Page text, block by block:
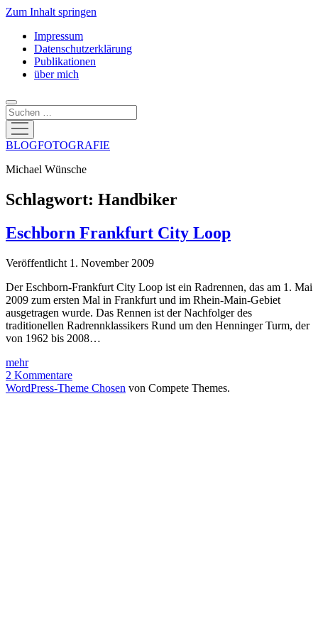
Zum Inhalt springen
Impressum
Datenschutzerklärung
Publikationen
über mich
Suchen
Menü
öffnen
BLOGFOTOGRAFIE
Michael Wünsche
Schlagwort: Handbiker
Eschborn Frankfurt City Loop
Veröffentlicht 1. November 2009
Der Eschborn-Frankfurt City Loop ist ein Radrennen, das am 1. Mai
2009 zum ersten Mal in Frankfurt und im Rhein-Main-Gebiet
ausgetragen wurde. Das Rennen ist der Nachfolger des
traditionellen Radrennklassikers Rund um den Henninger Turm, der
von 1962 bis 2008…
mehrEschborn
Frankfurt
City
2 Kommentare
WordPress-Theme Chosen von Compete Themes.